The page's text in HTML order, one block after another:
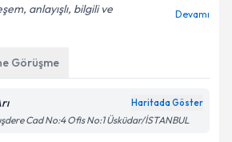
işlenmesine ilişkin
Aydınlatma
anlayışlı, bilgili ve
Devamı
Görüşme
Haritada Göster
Cad No:4 Ofis No:1 Üsküdar/İSTANBUL